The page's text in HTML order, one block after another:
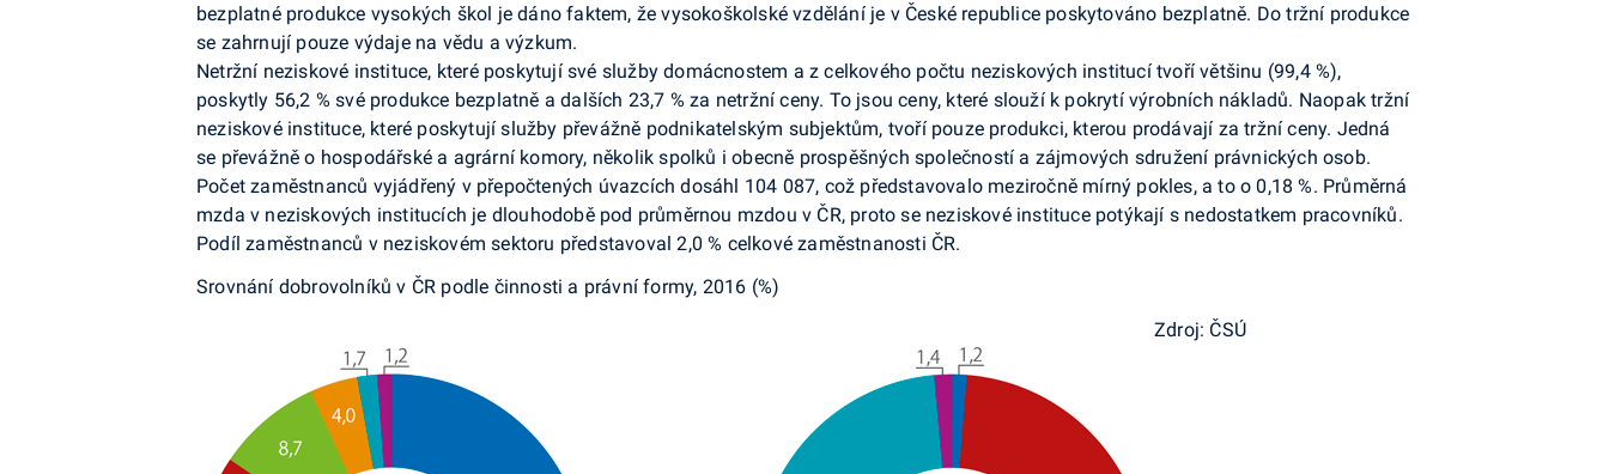
bezplatné produkce vysokých škol je dáno faktem, že vysokoškolské vzdělání je v České republice poskytováno bezplatně. Do tržní produkce
se zahrnují pouze výdaje na vědu a výzkum.
Netržní neziskové instituce, které poskytují své služby domácnostem a z celkového počtu neziskových institucí tvoří většinu (99,4 %),
poskytly 56,2 % své produkce bezplatně a dalších 23,7 % za netržní ceny. To jsou ceny, které slouží k pokrytí výrobních nákladů. Naopak tržní
neziskové instituce, které poskytují služby převážně podnikatelským subjektům, tvoří pouze produkci, kterou prodávají za tržní ceny. Jedná
se převážně o hospodářské a agrární komory, několik spolků i obecně prospěšných společností a zájmových sdružení právnických osob.
Počet zaměstnanců vyjádřený v přepočtených úvazcích dosáhl 104 087, což představovalo meziročně mírný pokles, a to o 0,18 %. Průměrná
mzda v neziskových institucích je dlouhodobě pod průměrnou mzdou v ČR, proto se neziskové instituce potýkají s nedostatkem pracovníků.
Podíl zaměstnanců v neziskovém sektoru představoval 2,0 % celkové zaměstnanosti ČR.
Srovnání dobrovolníků v ČR podle činnosti a právní formy, 2016 (%)
Zdroj: ČSÚ